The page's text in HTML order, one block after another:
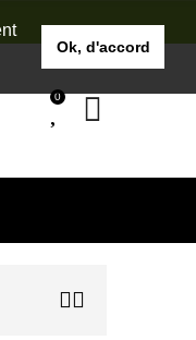
Ok, d'accord
0